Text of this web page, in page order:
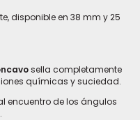
disponible en 38 mm y 25
sella completamente
químicas y suciedad.
encuentro de los ángulos